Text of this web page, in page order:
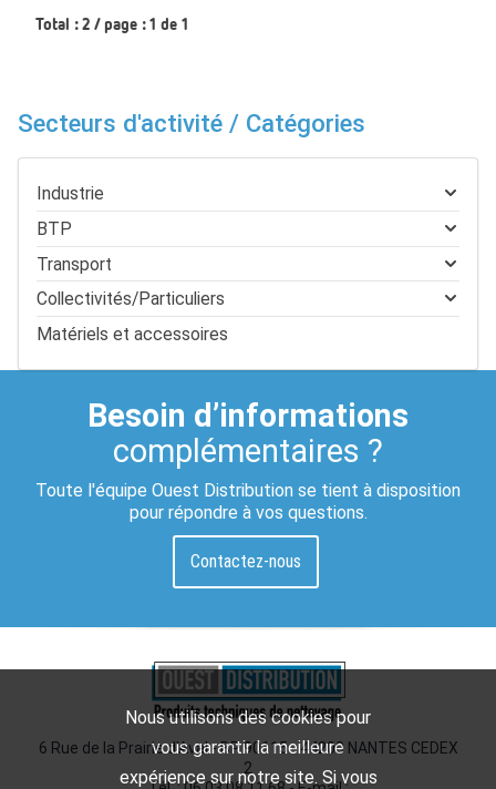
Total : 2 / page : 1 de 1
Secteurs d'activité / Catégories
Industrie
BTP
Transport
Collectivités/Particuliers
Matériels et accessoires
Besoin d’informations
complémentaires ?
Toute l'équipe Ouest Distribution se tient à disposition
pour répondre à vos questions.
Contactez-nous
6 Rue de la Prairie d'Aval - BP 90115 - 44200 NANTES CEDEX
2
Nous utilisons des cookies pour
vous garantir la meilleure
expérience sur notre site. Si vous